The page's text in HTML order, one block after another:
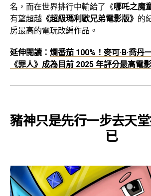
名，而在世界排行中輸給了《哪吒之魔
有望超越 《超級瑪利歐兄弟電影版》 的
房最高的電玩改編作品。
延伸閱讀： 爛番茄 100%！麥可·B·喬丹
《罪人》成為目前 2025 年評分最高電影
豬神只是先行一步去天
已